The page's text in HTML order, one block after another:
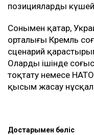
позицияларды
Сонымен қатар,
орталығы Кремль
сценарий
Олардың ішінде
тоқтату немесе
қысым жасау
Достарыңмен бөліс